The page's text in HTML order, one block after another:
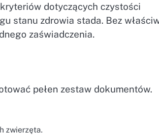
dotyczących czystości
stanu zdrowia stada. Bez
zaświadczenia.
pełen zestaw dokumentów.
zwierzęta.